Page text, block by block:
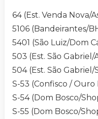
64 (Est. Venda Nova/
5106 (Bandeirantes/
5401 (São Luiz/Dom
503 (Est. São
504 (Est. São
S-53 (Confisco / Ouro
S-54 (Dom Bosco/
S-55 (Dom Bosco/